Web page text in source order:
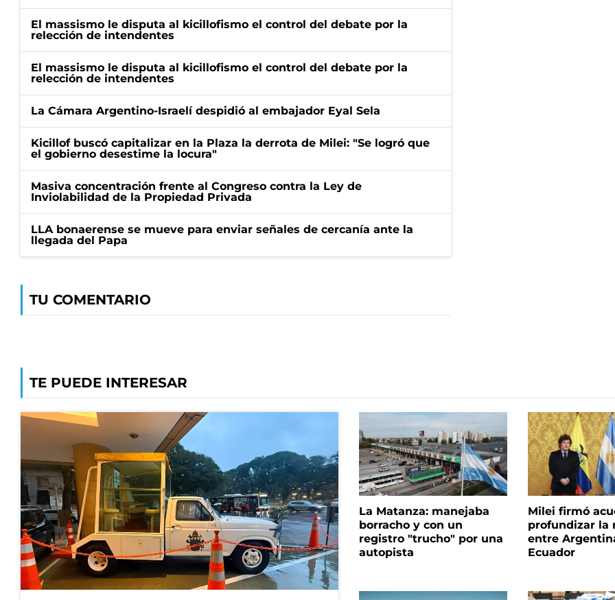
El massismo le disputa al kicillofismo el control del debate por la
relección de intendentes
El massismo le disputa al kicillofismo el control del debate por la
relección de intendentes
La Cámara Argentino-Israelí despidió al embajador Eyal Sela
Kicillof buscó capitalizar en la Plaza la derrota de Milei: "Se logró que
el gobierno desestime la locura"
Masiva concentración frente al Congreso contra la Ley de
Inviolabilidad de la Propiedad Privada
LLA bonaerense se mueve para enviar señales de cercanía ante la
llegada del Papa
TU COMENTARIO
TE PUEDE INTERESAR
La Matanza: manejaba
borracho y con un
registro "trucho" por una
autopista
Milei firmó
profundizar la
entre
Ecuador